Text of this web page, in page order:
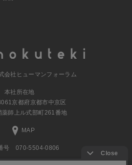
社ヒューマンフォーラム
本社所在地
京都府京都市中京区
薬師上ル式部町261番地
MAP
号 070-5504-0806